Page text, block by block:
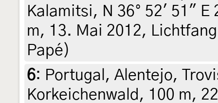
Kalamitsi, N 36° 52' 51"
m, 13. Mai 2012,
Papé)
6: Portugal, Alentejo,
Korkeichenwald, 100 m,